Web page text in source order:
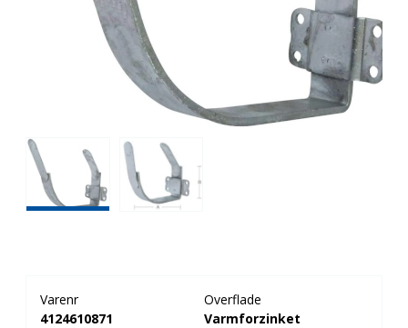
Varenr
4124610871
Overflade
Varmforzinket